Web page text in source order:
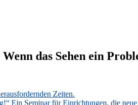
das Sehen ein
Zeiten.
Ein Seminar für Einrichtungen, die